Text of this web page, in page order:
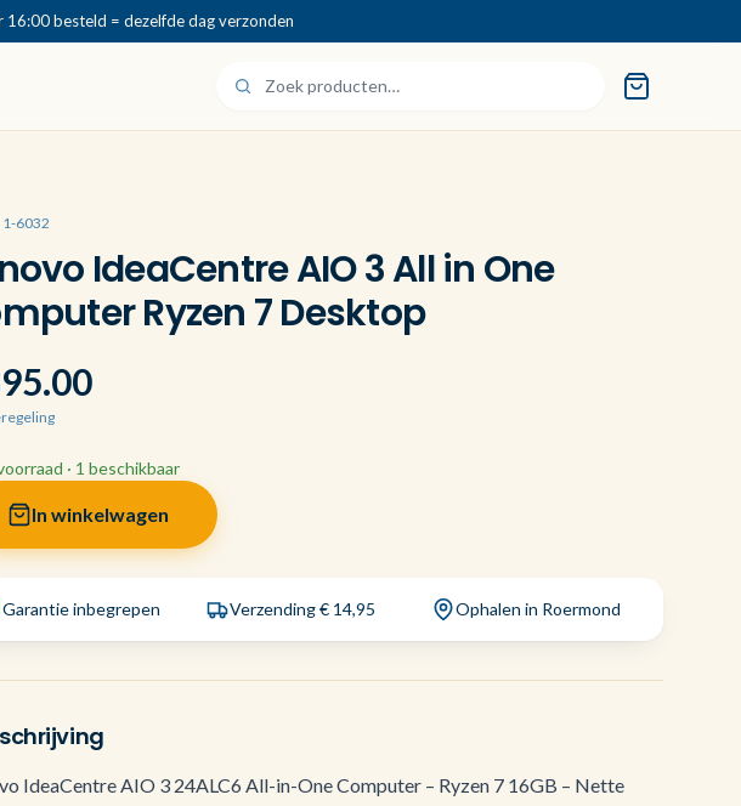
16:00 besteld = dezelfde dag verzonden
6032
IdeaCentre AIO 3 All in One
Ryzen 7 Desktop
· 1 beschikbaar
In winkelwagen
Garantie inbegrepen Verzending € 14,95 Ophalen in Roermond
IdeaCentre AIO 3 24ALC6 All-in-One Computer – Ryzen 7 16GB – Nette